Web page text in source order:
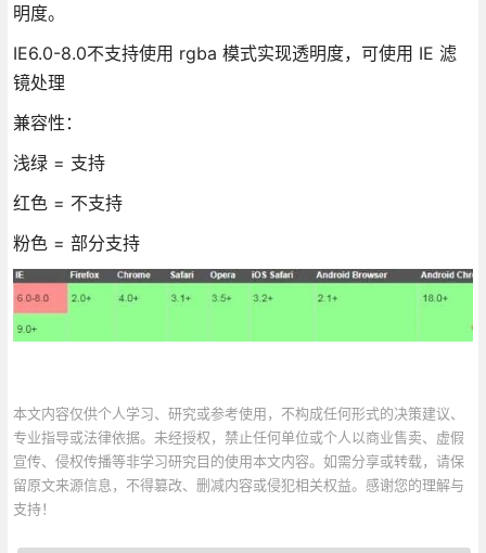
明度。
IE6.0-8.0不支持使用 rgba 模式实现透明度，可使用 IE 滤
镜处理
兼容性：
浅绿 = 支持
红色 = 不支持
粉色 = 部分支持
本文内容仅供个人学习、研究或参考使用，不构成任何形式的决策建议、
专业指导或法律依据。未经授权，禁止任何单位或个人以商业售卖、虚假
宣传、侵权传播等非学习研究目的使用本文内容。如需分享或转载，请保
留原文来源信息，不得篡改、删减内容或侵犯相关权益。感谢您的理解与
支持！